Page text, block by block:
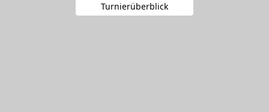
Turnierüberblick